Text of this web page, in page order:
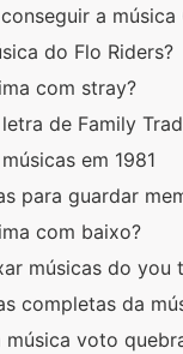
a
do Flo Riders?
com stray?
de Family
em 1981
para guardar
com baixo?
músicas do you
completas da
música voto